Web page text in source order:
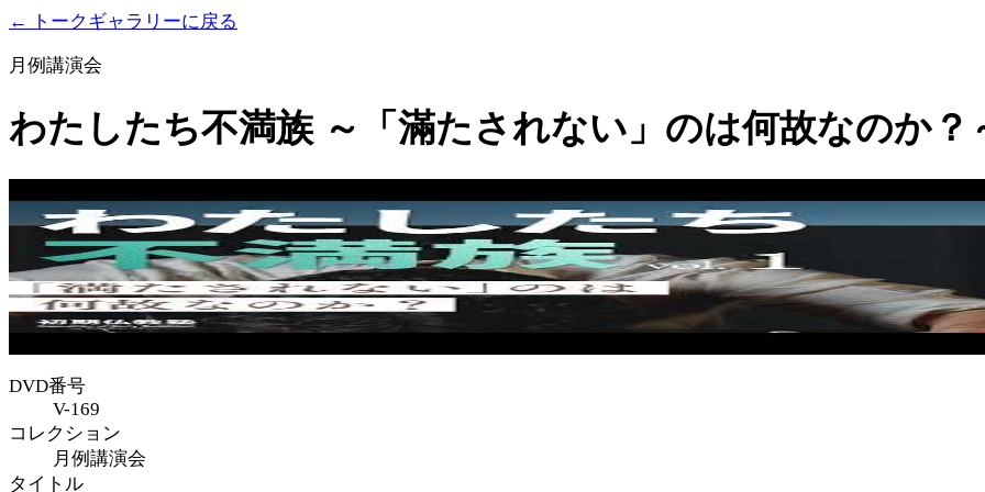
← トークギャラリーに戻る
月例講演会
わたしたち不満族 ～「滿たされない」のは何故なのか？
DVD番号
V-169
コレクション
月例講演会
タイトル